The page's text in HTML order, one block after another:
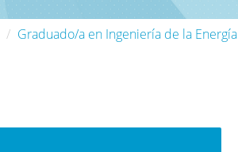
Graduado/a en Ingeniería de la Energía